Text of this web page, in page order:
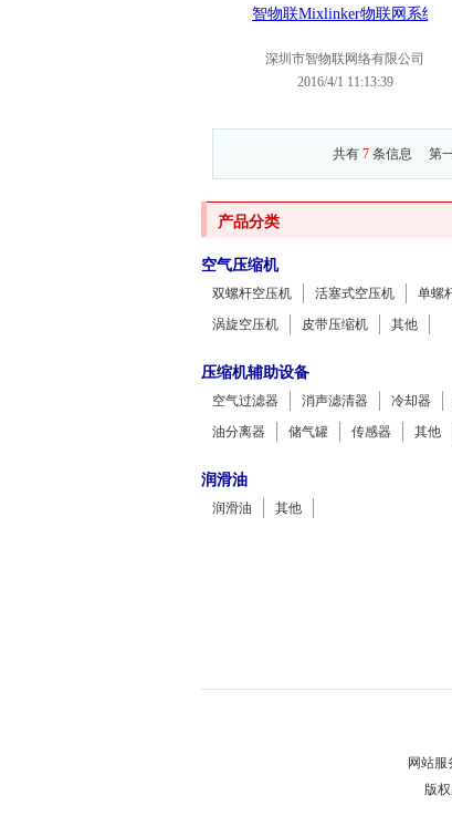
智物联Mixlinker物联网系统
深圳市智物联网络有限公司
2016/4/1 11:13:39
共有 7条信息 第
产品分类
空气压缩机
双螺杆空压机 活塞式空压机
单螺
涡旋空压机
皮带压缩机 其他
压缩机辅助设备
空气过滤器 消声滤清器 冷却器
油分离器
储气罐 传感器 其他
润滑油
润滑油 其他
网站
版